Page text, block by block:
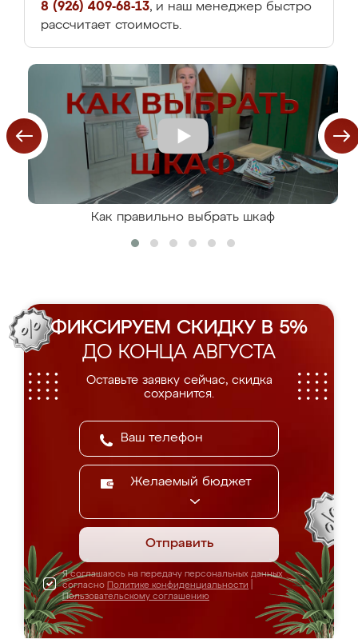
8 (926) 409-68-13, и наш менеджер быстро
рассчитает стоимость.
Как правильно выбрать шкаф
ФИКСИРУЕМ СКИДКУ В 5%
ДО КОНЦА АВГУСТА
Оставьте заявку сейчас, скидка
сохранится.
Желаемый бюджет
Отправить
Я соглашаюсь на передачу персональных данных
согласно Политике конфиденциальности
Пользовательскому соглашению